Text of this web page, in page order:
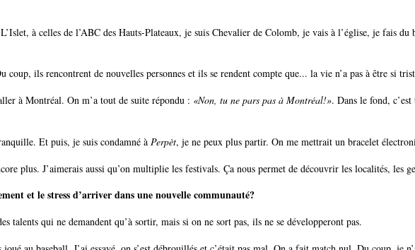
à celles de l’ABC des Hauts-Plateaux, je suis Chevalier de Colomb, je vais à l’église, je fais du
ils rencontrent de nouvelles personnes et ils se rendent compte que... la vie n’a pas à être si
à Montréal. On m’a tout de suite répondu : «Non, tu ne pars pas à Montréal!». Dans le fond,
Et puis, je suis condamné à Perpèt, je ne peux plus partir. On me mettrait un bracelet
plus. J’aimerais aussi qu’on multiplie les festivals. Ça nous permet de découvrir les localités, les
et le stress d’arriver dans une nouvelle communauté?
qui ne demandent qu’à sortir, mais si on ne sort pas, ils ne se développeront pas.